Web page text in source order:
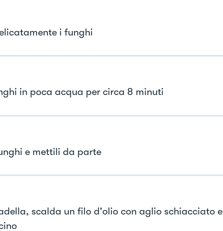
i funghi
in poca acqua per circa 8 minuti
e mettili da parte
scalda un filo d'olio con aglio schiacciato e